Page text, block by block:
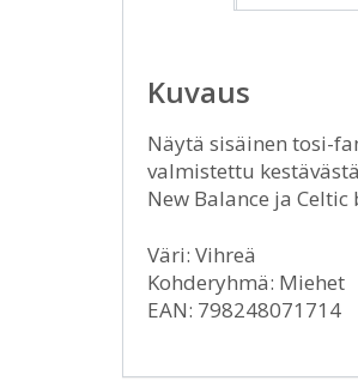
Kuvaus
Näytä sisäinen tosi-
valmistettu
New Balance ja
Väri: Vihreä
Kohderyhmä: Miehet
EAN: 798248071714